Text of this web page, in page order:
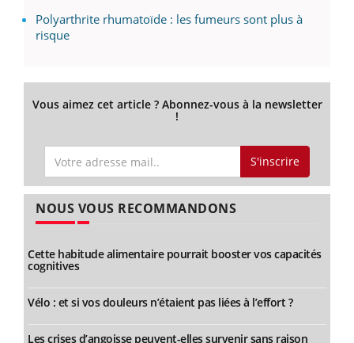
Polyarthrite rhumatoïde : les fumeurs sont plus à
risque
Vous aimez cet article ? Abonnez-vous à la newsletter
!
S'inscrire
NOUS VOUS RECOMMANDONS
Cette habitude alimentaire pourrait booster vos capacités
cognitives
Vélo : et si vos douleurs n’étaient pas liées à l’effort ?
Les crises d’angoisse peuvent-elles survenir sans raison